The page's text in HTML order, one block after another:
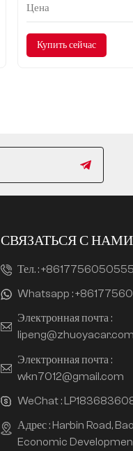
Цена
Купить сейчас
СВЯЗАТЬСЯ С НАМИ
Тел. :+8617756050555
Whatsapp :
Электронная почта :
lipeng@zhuoyacar.com
Электронная почта :
wkn7012@gmail.com
WeChat :
Адрес : Harbin Road,
Economic